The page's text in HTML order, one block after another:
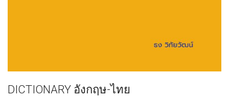
DICTIONARY อังกฤษ-ไทย